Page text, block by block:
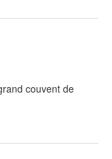
couvent de